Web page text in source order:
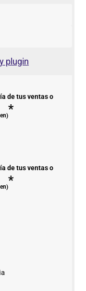
plugin
de tus ventas o
*
de tus ventas o
*